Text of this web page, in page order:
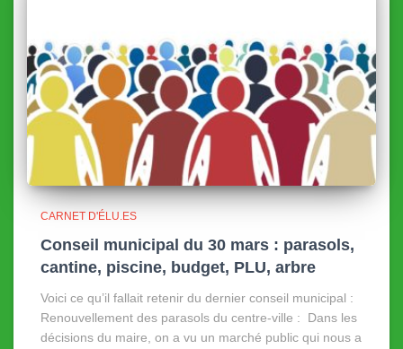
CARNET D'ÉLU.ES
Conseil municipal du 30 mars : parasols,
cantine, piscine, budget, PLU, arbre
Voici ce qu’il fallait retenir du dernier conseil municipal :
Renouvellement des parasols du centre-ville : Dans les
décisions du maire, on a vu un marché public qui nous a